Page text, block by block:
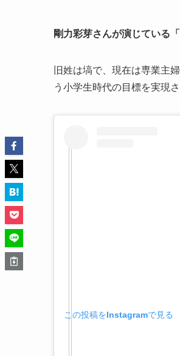
剛力彩芽さんが演じている
旧姓は塙で、現在は専業主
う小学生時代の目標を実現
この投稿をInstagramで見る